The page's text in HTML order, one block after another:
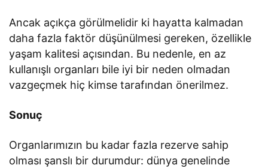
Ancak açıkça görülmelidir ki hayatta kalmadan
daha fazla faktör düşünülmesi gereken, özellikle
yaşam kalitesi açısından. Bu nedenle, en az
kullanışlı organları bile iyi bir neden olmadan
vazgeçmek hiç kimse tarafından önerilmez.
Sonuç
Organlarımızın bu kadar fazla rezerve sahip
olması şanslı bir durumdur: dünya genelinde